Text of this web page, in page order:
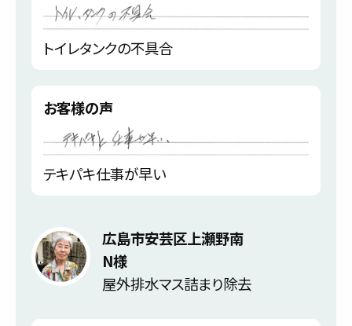
トイレタンクの不具合
お客様の声
テキパキ仕事が早い
広島市安芸区上瀬野南
N様
屋外排水マス詰まり除去